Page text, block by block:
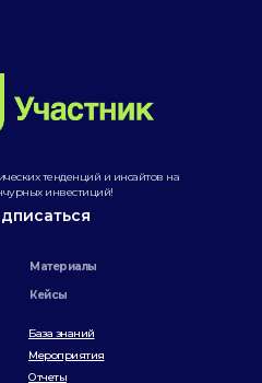
Материалы
Кейсы
База знаний
Мероприятия
Отчеты
тенденций и инсайтов на
инвестиций!